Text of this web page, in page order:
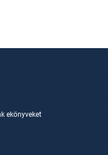
ekönyveket